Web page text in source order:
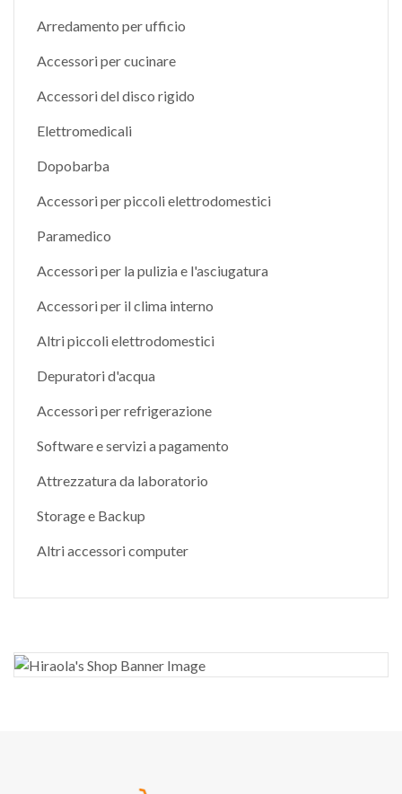
Arredamento per ufficio
Accessori per cucinare
Accessori del disco rigido
Elettromedicali
Dopobarba
Accessori per piccoli elettrodomestici
Paramedico
Accessori per la pulizia e l'asciugatura
Accessori per il clima interno
Altri piccoli elettrodomestici
Depuratori d'acqua
Accessori per refrigerazione
Software e servizi a pagamento
Attrezzatura da laboratorio
Storage e Backup
Altri accessori computer